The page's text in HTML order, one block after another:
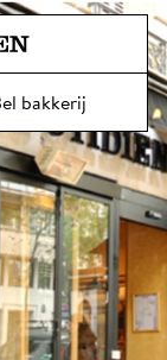
naar de
Brood
bakkerij